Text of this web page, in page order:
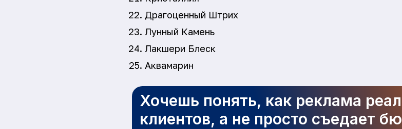
Драгоценный Штрих
Лунный Камень
Лакшери Блеск
Аквамарин
Хочешь понять, как реклама
клиентов, а не просто съедает